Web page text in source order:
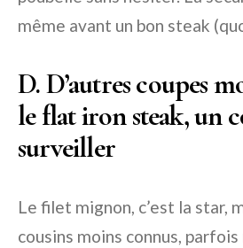
même avant un bon steak
D. D’autres coupes
le flat iron steak, un
surveiller
Le filet mignon, c’est la star,
cousins moins connus,